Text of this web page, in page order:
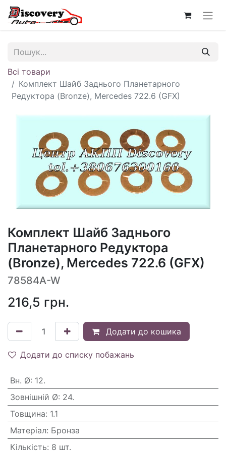
Всі товари
Комплект Шайб Заднього Планетарного
Редуктора (Bronze), Mercedes 722.6 (GFX)
Комплект Шайб Заднього
Планетарного Редуктора
(Bronze), Mercedes 722.6 (GFX)
78584A-W
216,5 грн.
Додати до кошика
Додати до списку побажань
Вн. Ø: 12.
Зовнішній Ø: 24.
Товщина: 1.1
Матеріал: Бронза
Кількість: 8 шт.